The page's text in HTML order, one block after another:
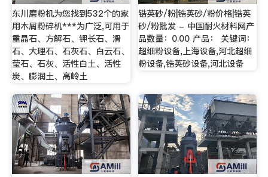
东川磨粉机为您找到532个的家
用木屑粉碎机***为广泛,可用于
重晶石、方解石、钾长石、滑
石、大理石、石灰石、白云石、
莹石、石灰、活性白土、活性
炭、膨润土、高岭土
锆英砂/粉|锆英砂/粉价格|锆英
砂/粉批发 - 中国耐火材料网产
品数量：0.00 产品： 关键词：
超细粉设备,上海设备,河北超细
粉设备,锆英砂设备,河北设备